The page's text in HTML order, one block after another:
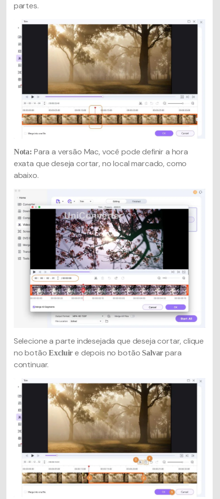
partes.
Nota: Para a versão Mac, você pode definir a hora
exata que deseja cortar, no local marcado, como
abaixo.
Selecione a parte indesejada que deseja cortar, clique
no botãoExcluir e depois no botão Salvar para
continuar.